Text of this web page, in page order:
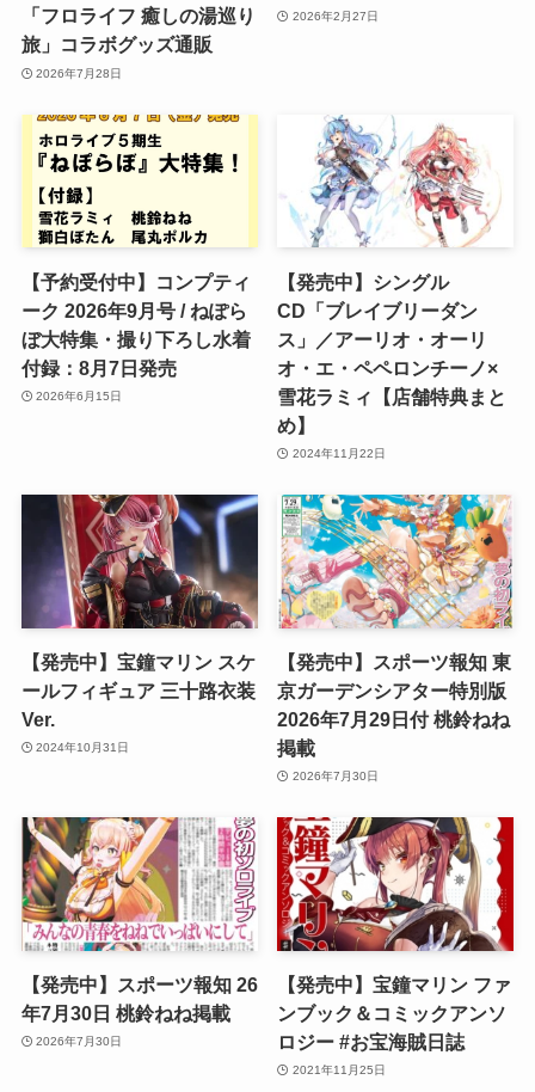
「フロライフ 癒しの湯巡り
旅」コラボグッズ通販
2026年7月28日
2026年2月27日
【予約受付中】コンプティ
ーク 2026年9月号 / ねぽら
ぼ大特集・撮り下ろし水着
付録：8月7日発売
2026年6月15日
【発売中】シングル
CD「ブレイブリーダン
ス」／アーリオ・オーリ
オ・エ・ペペロンチーノ×
雪花ラミィ【店舗特典まと
め】
2024年11月22日
【発売中】宝鐘マリン スケ
ールフィギュア 三十路衣装
Ver.
2024年10月31日
【発売中】スポーツ報知 東
京ガーデンシアター特別版
2026年7月29日付 桃鈴ねね
掲載
2026年7月30日
【発売中】スポーツ報知 26
年7月30日 桃鈴ねね掲載
2026年7月30日
【発売中】宝鐘マリン ファ
ンブック＆コミックアンソ
ロジー #お宝海賊日誌
2021年11月25日